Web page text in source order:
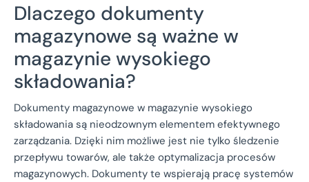
Dlaczego dokumenty
magazynowe są ważne w
magazynie wysokiego
składowania?
Dokumenty magazynowe w magazynie wysokiego
składowania są nieodzownym elementem efektywnego
zarządzania. Dzięki nim możliwe jest nie tylko śledzenie
przepływu towarów, ale także optymalizacja procesów
magazynowych. Dokumenty te wspierają pracę systemów